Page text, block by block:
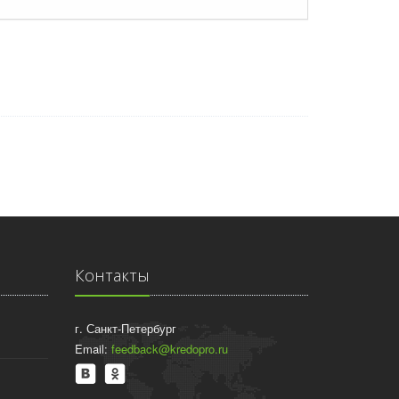
Контакты
г. Санкт-Петербург
Email: feedback@kredopro.ru